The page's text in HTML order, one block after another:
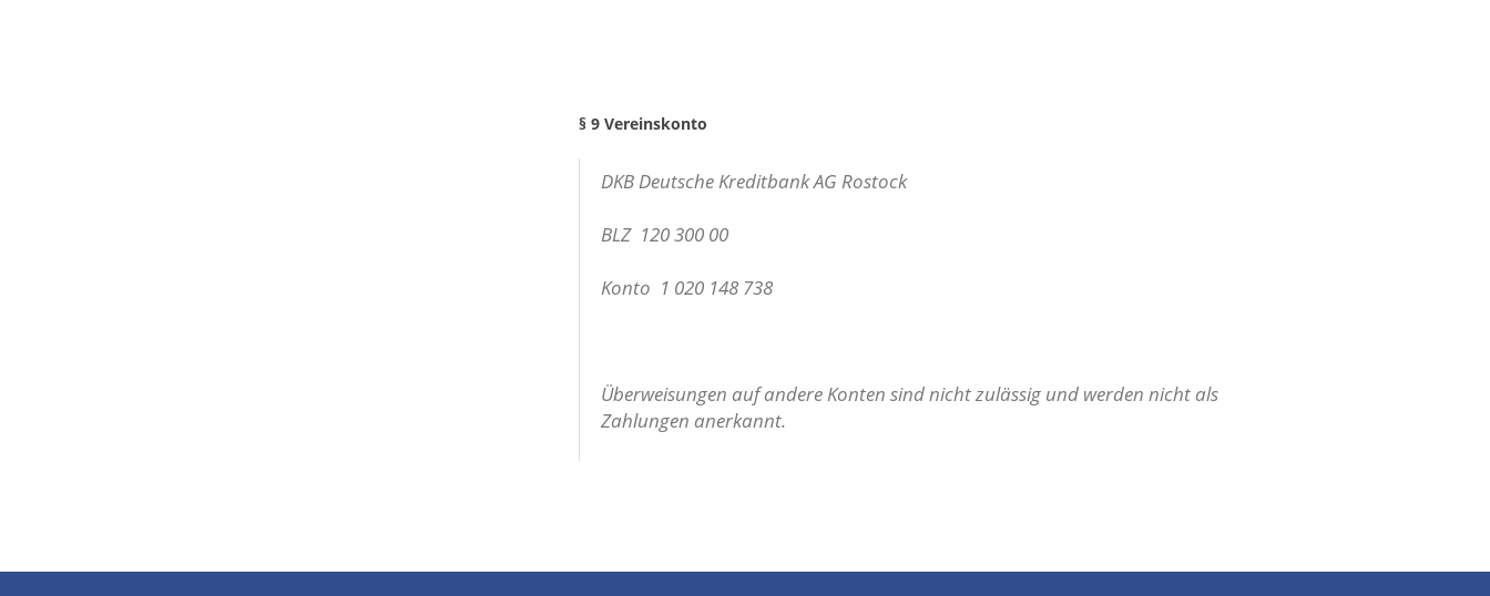
§ 9 Vereinskonto
DKB Deutsche Kreditbank AG Rostock
BLZ 120 300 00
Konto 1 020 148 738
Überweisungen auf andere Konten sind nicht zulässig und werden nicht als
Zahlungen anerkannt.